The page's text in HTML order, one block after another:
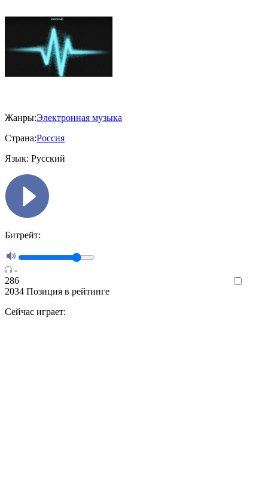
Жанры:Электронная музыка
Страна:Россия
Язык: Русский
Битрейт:
-
286
2034 Позиция в рейтинге
Сейчас играет: